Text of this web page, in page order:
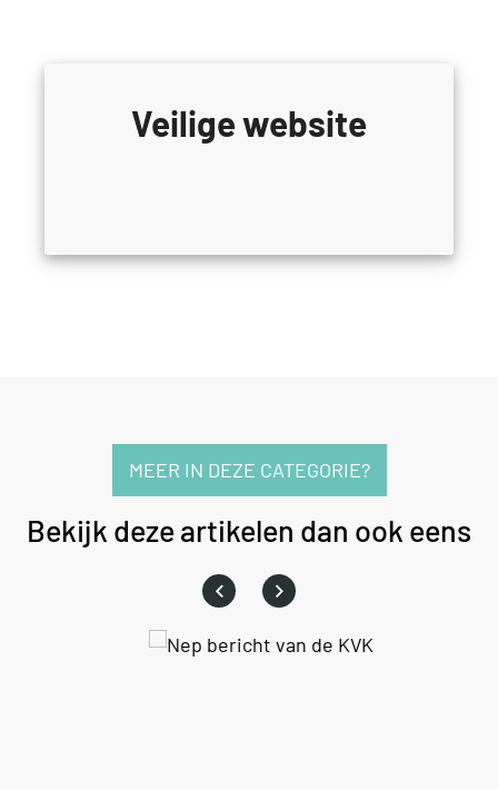
Veilige website
MEER IN DEZE CATEGORIE?
Bekijk deze artikelen dan ook eens